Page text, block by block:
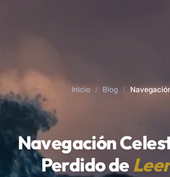
Inicio / Blog /
Navegación
Perdido de